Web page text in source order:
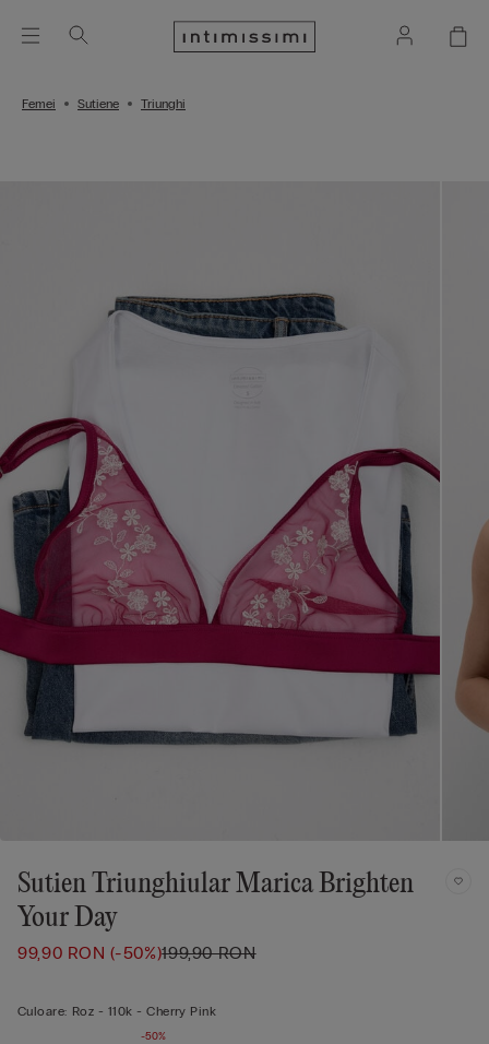
Femei Sutiene Triunghi
Sutien Triunghiular Marica Brighten
Your Day
99,90 RON(-50%)199,90 RON
Culoare: Roz - 110k - Cherry Pink
-50%